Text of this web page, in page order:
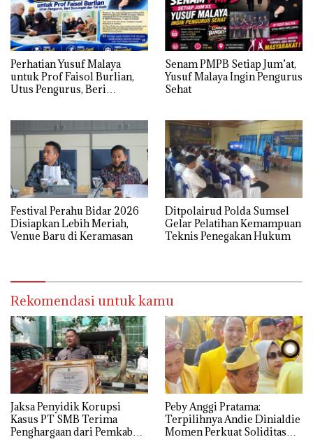
Perhatian Yusuf Malaya
untuk Prof Faisol Burlian,
Utus Pengurus, Beri
Senam PMPB Setiap Jum’at,
Yusuf Malaya Ingin Pengurus
Sehat
Festival Perahu Bidar 2026
Disiapkan Lebih Meriah,
Venue Baru di Keramasan
Ditpolairud Polda Sumsel
Gelar Pelatihan Kemampuan
Teknis Penegakan Hukum
Rekomendasi untuk kamu
Jaksa Penyidik Korupsi
Kasus PT SMB Terima
Penghargaan dari Pemkab
Peby Anggi Pratama:
Terpilihnya Andie Dinialdie
Momen Perkuat Soliditas